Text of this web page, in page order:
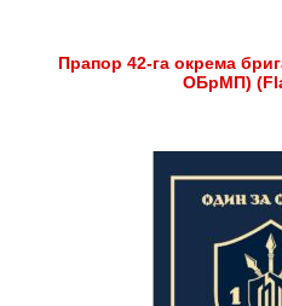
Прапор 42-га окрема
ОБрМП)